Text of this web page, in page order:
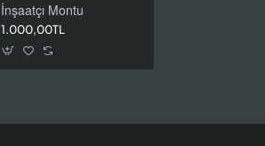
İnşaatçı Montu
1.000,00TL